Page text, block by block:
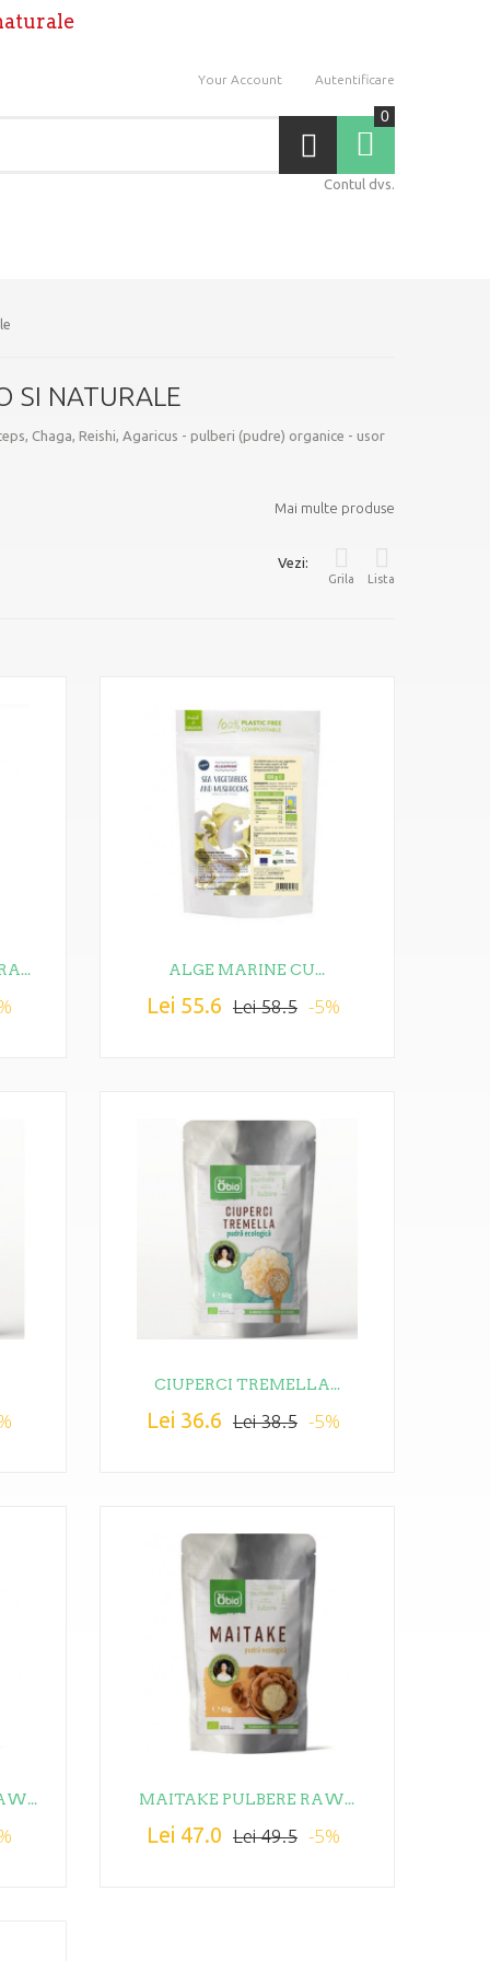
Autentificare
Your Account
Coş
0
Contul dvs.
SI NATURALE
Chaga, Reishi, Agaricus - pulberi (pudre) organice - usor
Mai multe produse
Vezi:
Grila Lista
ALGE MARINE CU...
Lei 55.6 Lei 58.5 -5%
CIUPERCI TREMELLA...
Lei 36.6 Lei 38.5 -5%
MAITAKE PULBERE RAW...
Lei 47.0 Lei 49.5 -5%